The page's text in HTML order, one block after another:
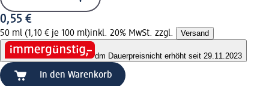
0,55 €
50 ml (1,10 € je 100 ml)inkl. 20% MwSt. zzgl. Versand
dm Dauerpreisnicht erhöht seit 29.11.2023
In den Warenkorb